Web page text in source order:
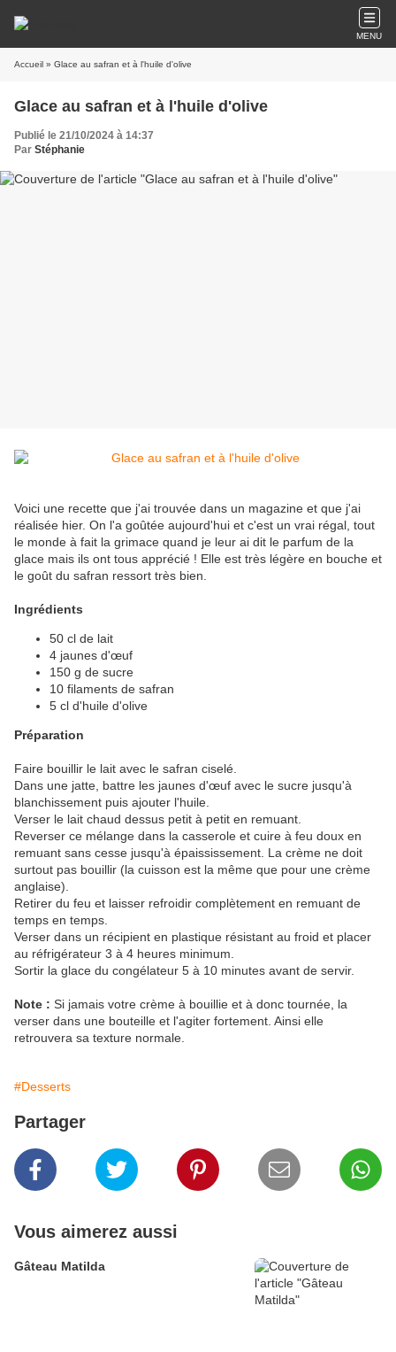
MENU
Accueil » Glace au safran et à l'huile d'olive
Glace au safran et à l'huile d'olive
Publié le 21/10/2024 à 14:37
Par Stéphanie
Voici une recette que j'ai trouvée dans un magazine et que j'ai
réalisée hier. On l'a goûtée aujourd'hui et c'est un vrai régal, tout
le monde à fait la grimace quand je leur ai dit le parfum de la
glace mais ils ont tous apprécié ! Elle est très légère en bouche et
le goût du safran ressort très bien.
Ingrédients
50 cl de lait
4 jaunes d'œuf
150 g de sucre
10 filaments de safran
5 cl d'huile d'olive
Préparation
Faire bouillir le lait avec le safran ciselé.
Dans une jatte, battre les jaunes d'œuf avec le sucre jusqu'à
blanchissement puis ajouter l'huile.
Verser le lait chaud dessus petit à petit en remuant.
Reverser ce mélange dans la casserole et cuire à feu doux en
remuant sans cesse jusqu'à épaississement. La crème ne doit
surtout pas bouillir (la cuisson est la même que pour une crème
anglaise).
Retirer du feu et laisser refroidir complètement en remuant de
temps en temps.
Verser dans un récipient en plastique résistant au froid et placer
au réfrigérateur 3 à 4 heures minimum.
Sortir la glace du congélateur 5 à 10 minutes avant de servir.
Note : Si jamais votre crème à bouillie et à donc tournée, la
verser dans une bouteille et l'agiter fortement. Ainsi elle
retrouvera sa texture normale.
#Desserts
Partager
Vous aimerez aussi
Gâteau Matilda